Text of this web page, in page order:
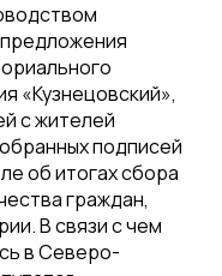
«Кузнецовский»,
с жителей
подписей
об итогах сбора
граждан,
В связи с чем
в Северо-